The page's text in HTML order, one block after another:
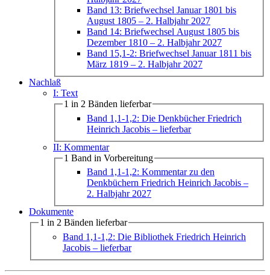
Band 13: Briefwechsel Januar 1801 bis
August 1805 – 2. Halbjahr 2027
Band 14: Briefwechsel August 1805 bis
Dezember 1810 – 2. Halbjahr 2027
Band 15,1-2: Briefwechsel Januar 1811 bis
März 1819 – 2. Halbjahr 2027
Nachlaß
I: Text
1 in 2 Bänden lieferbar
Band 1,1-1,2: Die Denkbücher Friedrich
Heinrich Jacobis – lieferbar
II: Kommentar
1 Band in Vorbereitung
Band 1,1-1,2: Kommentar zu den
Denkbüchern Friedrich Heinrich Jacobis –
2. Halbjahr 2027
Dokumente
1 in 2 Bänden lieferbar
Band 1,1-1,2: Die Bibliothek Friedrich Heinrich
Jacobis – lieferbar